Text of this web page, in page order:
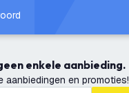
enkele aanbieding.
aanbiedingen en promoties!